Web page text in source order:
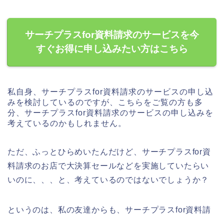
サーチプラスfor資料請求のサービスを今
すぐお得に申し込みたい方はこちら
私自身、サーチプラスfor資料請求のサービスの申し込
みを検討しているのですが、こちらをご覧の方も多
分、サーチプラスfor資料請求のサービスの申し込みを
考えているのかもしれません。
ただ、ふっとひらめいたんだけど、サーチプラスfor資
料請求のお店で大決算セールなどを実施していたらい
いのに、、、と、考えているのではないでしょうか？
というのは、私の友達からも、サーチプラスfor資料請